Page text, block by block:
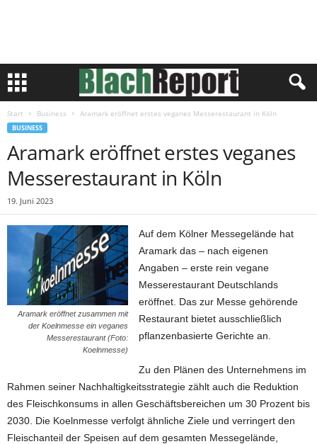
Start Business Aramark eröffnet erstes veganes Messerestaurant in Köln
BUSINESS
Aramark eröffnet erstes veganes
Messerestaurant in Köln
19. Juni 2023
Aramark eröffnet zusammen mit
der Koelnmesse ein veganes
Messerestaurant (Foto:
Koelnmesse)
Auf dem Kölner Messegelände hat
Aramark das – nach eigenen
Angaben – erste rein vegane
Messerestaurant Deutschlands
eröffnet. Das zur Messe gehörende
Restaurant bietet ausschließlich
pflanzenbasierte Gerichte an.
Zu den Plänen des Unternehmens im
Rahmen seiner Nachhaltigkeitsstrategie zählt auch die Reduktion
des Fleischkonsums in allen Geschäftsbereichen um 30 Prozent bis
2030. Die Koelnmesse verfolgt ähnliche Ziele und verringert den
Fleischanteil der Speisen auf dem gesamten Messegelände,